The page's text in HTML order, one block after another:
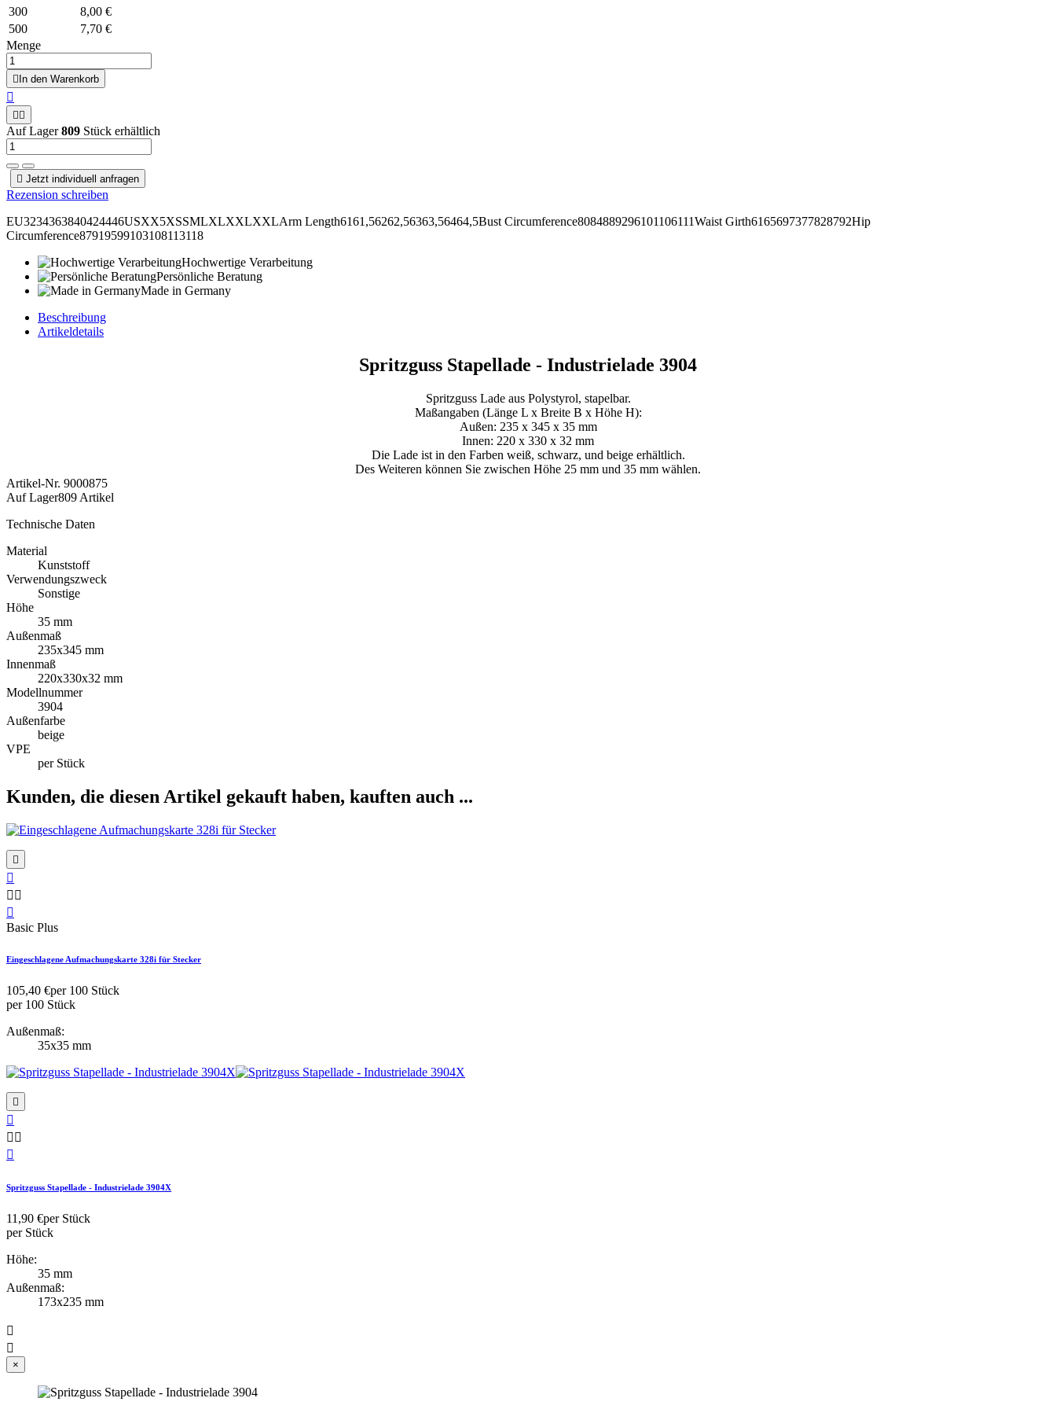
300
8,00 €
500
7,70 €
Menge
 In den Warenkorb

 
Auf Lager809 Stück erhältlich
 Jetzt individuell anfragen
Rezension schreiben
EU3234363840424446USXX5XSSMLXLXXLXXLArm Length6161,56262,56363,56464,5Bust Circumference8084889296101106111Waist Girth6165697377828792Hip
Circumference87919599103108113118
Hochwertige Verarbeitung
Persönliche Beratung
Made in Germany
Beschreibung
Artikeldetails
Spritzguss Stapellade - Industrielade 3904
Spritzguss Lade aus Polystyrol, stapelbar.
Maßangaben (Länge L x Breite B x Höhe H):
Außen: 235 x 345 x 35 mm
Innen: 220 x 330 x 32 mm
Die Lade ist in den Farben weiß, schwarz, und beige erhältlich.
Des Weiteren können Sie zwischen Höhe 25 mm und 35 mm wählen.
Artikel-Nr. 9000875
Auf Lager809 Artikel
Technische Daten
Material
Kunststoff
Verwendungszweck
Sonstige
Höhe
35 mm
Außenmaß
235x345 mm
Innenmaß
220x330x32 mm
Modellnummer
3904
Außenfarbe
beige
VPE
per Stück
Kunden, die diesen Artikel gekauft haben, kauften auch ...


 

Schnellansicht
Basic Plus
Eingeschlagene Aufmachungskarte 328i für Stecker
weiß 44301
105,40 €per 100 Stück
per 100 Stück
Außenmaß:
35x35 mm


 

Spritzguss Stapellade - Industrielade 3904X
weiß 13300
beige 13600
grau 13804
11,90 €per Stück
per Stück
Höhe:
35 mm
Außenmaß:
173x235 mm


×